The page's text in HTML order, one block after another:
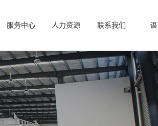
服务中心 人力资源 联系我们